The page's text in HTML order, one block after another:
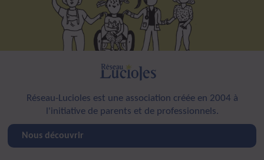
Réseau-Lucioles est une association créée en 2004 à
l'initiative de parents et de professionnels.
Nous découvrir